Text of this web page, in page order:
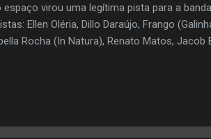
espaço virou uma legítima pista para a
Ellen Oléria, Dillo Daraújo, Frango
Rocha (In Natura), Renato Matos, Jacob
A música escolhida Assim será (Vamo lá
lá pro baile) DVD Completo